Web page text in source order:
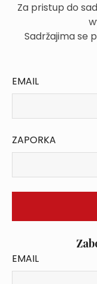
Za pristup do
Sadržajima se
EMAIL
ZAPORKA
EMAIL